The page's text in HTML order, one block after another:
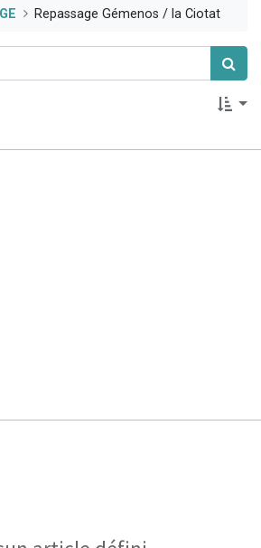
Repassage Gémenos / la Ciotat